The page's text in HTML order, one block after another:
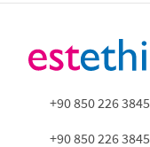
+90 850 226 3845
+90 850 226 3845